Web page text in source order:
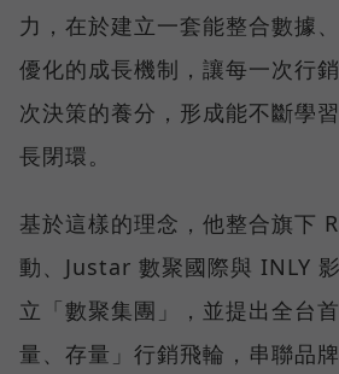
力，在於建立一套能整合數據
優化的成長機制，讓每一次行
次決策的養分，形成能不斷學
長閉環。
基於這樣的理念，他整合旗下
動、Justar 數聚國際與 INLY
立「數聚集團」，並提出全台
量、存量」行銷飛輪，串聯品